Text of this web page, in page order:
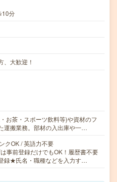
10分
、大歓迎！
お茶・スポーツ飲料等)や資材のフ
運搬業務。部材の入出庫や一…
クOK / 英語力不要
事前登録だけでもOK！履歴書不要
録★氏名・職種などを入力す…